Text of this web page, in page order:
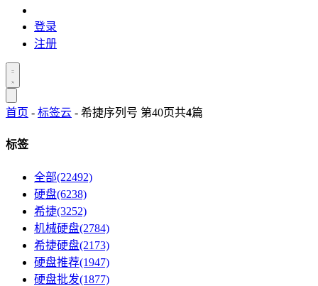
登录
注册
首页 - 标签云 - 希捷序列号 第40页共4篇
标签
全部(22492)
硬盘(6238)
希捷(3252)
机械硬盘(2784)
希捷硬盘(2173)
硬盘推荐(1947)
硬盘批发(1877)